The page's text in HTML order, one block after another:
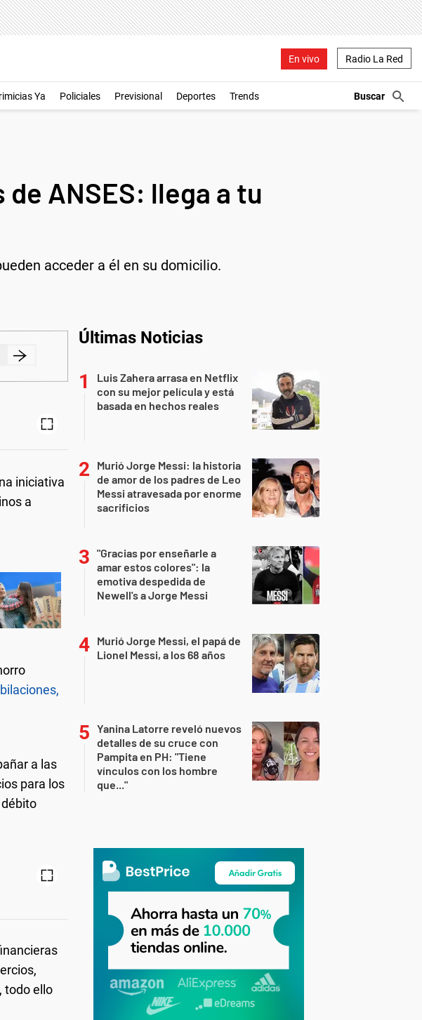
En vivo Radio La Red
Ya Policiales Previsional Deportes Trends
ANSES: llega a tu
acceder a él en su domicilio.
iniciativa
a
a las
para los
todo ello
Últimas Noticias
Luis Zahera arrasa en Netflix
con su mejor película y está
basada en hechos reales
Murió Jorge Messi: la historia
de amor de los padres de Leo
Messi atravesada por enorme
sacrificios
"Gracias por enseñarle a
amar estos colores": la
emotiva despedida de
Newell's a Jorge Messi
Murió Jorge Messi, el papá de
Lionel Messi, a los 68 años
Yanina Latorre reveló nuevos
detalles de su cruce con
Pampita en PH: "Tiene
vínculos con los hombre
que..."